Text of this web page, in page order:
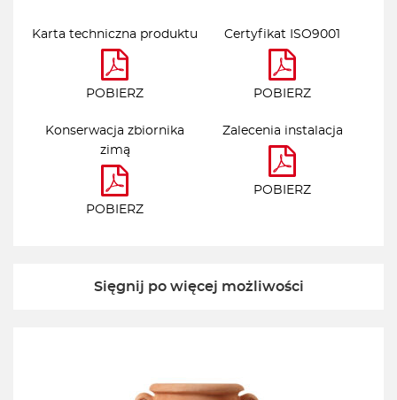
Karta techniczna produktu
POBIERZ
Certyfikat ISO9001
POBIERZ
Konserwacja zbiornika
zimą
POBIERZ
Zalecenia instalacja
POBIERZ
Sięgnij po więcej możliwości